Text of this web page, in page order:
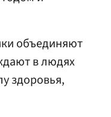
объединяют
в людях
здоровья,